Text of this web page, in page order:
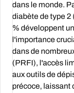
dans le monde.
diabète de type 2
% développent
l'importance
dans de
(PRFI), l'accès
aux outils de
précoce, laissant